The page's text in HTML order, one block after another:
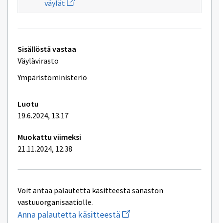
väylät
uuden
ikkunan
Tekniset
lisätiedot
Sisällöstä vastaa
Väylävirasto
Ympäristöministeriö
Luotu
19.6.2024, 13.17
Muokattu viimeksi
21.11.2024, 12.38
Voit antaa palautetta käsitteestä sanaston
vastuuorganisaatiolle.
Anna palautetta käsitteestä Aloita
uuden